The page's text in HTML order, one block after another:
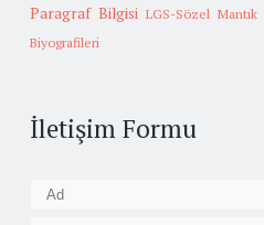
Paragraf Bilgisi LGS-Sözel Mantık
Biyografileri
İletişim Formu